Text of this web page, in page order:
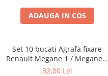
ADAUGA IN COS
Set 10 bucati Agrafa fixare
Renault Megane 1 / Megane 1
Classic 1995- , Scenic 1 , Clio
32,00 Lei